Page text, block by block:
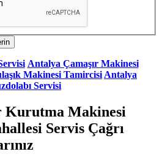
Antalya Çamaşır Makinesi
Makinesi TamircisiAntalya
Servisi
Kurutma Makinesi
Servis Çağrı